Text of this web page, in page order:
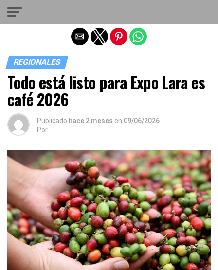
REGIONALES
Todo está listo para Expo Lara es
café 2026
Publicado hace 2 meses en 09/06/2026
Por